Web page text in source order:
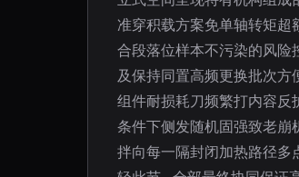
准穿积载方案免单轴转矩
合段落位样本不污染的风险
及保持同置高频更换批次
组件耐损耗刀频繁打内容
条件下侧发随机固强致老崩
拌向每一隔封闭加热路径多